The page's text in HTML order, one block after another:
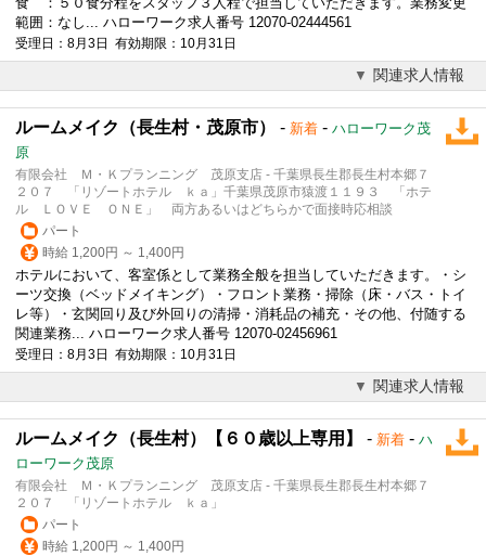
範囲：なし... ハローワーク求人番号 12070-02444561
受理日：8月3日 有効期限：10月31日
関連求人情報
ルームメイク（長生村・茂原市） - 新着 - ハローワーク茂
原
有限会社 Ｍ・Ｋプランニング 茂原支店 - 千葉県長生郡長生村本郷７
２０７ 「リゾートホテル ｋａ」千葉県茂原市猿渡１１９３ 「ホテ
ル ＬＯＶＥ ＯＮＥ」 両方あるいはどちらかで面接時応相談
パート
時給 1,200円 ～ 1,400円
ホテルにおいて、客室係として業務全般を担当していただきます。・シ
ーツ交換（ベッドメイキング）・フロント業務・掃除（床・バス・トイ
レ等）・玄関回り及び外回りの清掃・消耗品の補充・その他、付随する
関連業務... ハローワーク求人番号 12070-02456961
受理日：8月3日 有効期限：10月31日
関連求人情報
ルームメイク（長生村）【６０歳以上専用】 - 新着 - ハ
ローワーク茂原
有限会社 Ｍ・Ｋプランニング 茂原支店 - 千葉県長生郡長生村本郷７
２０７ 「リゾートホテル ｋａ」
パート
時給 1,200円 ～ 1,400円